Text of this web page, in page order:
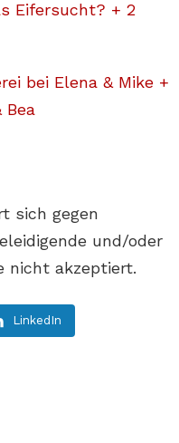
Eifersucht? + 2
bei Elena & Mike +
Bea
sich gegen
und/oder
nicht akzeptiert.
LinkedIn